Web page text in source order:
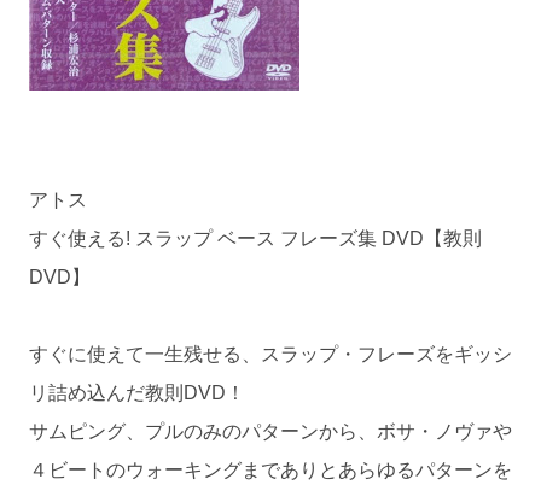
アトス
すぐ使える! スラップ ベース フレーズ集 DVD【教則
DVD】
すぐに使えて一生残せる、スラップ・フレーズをギッシ
リ詰め込んだ教則DVD！
サムピング、プルのみのパターンから、ボサ・ノヴァや
４ビートのウォーキングまでありとあらゆるパターンを